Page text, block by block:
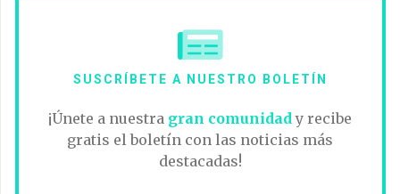
SUSCRÍBETE A NUESTRO BOLETÍN
¡Únete a nuestra gran comunidady recibe
gratis el boletín con las noticias más
destacadas!